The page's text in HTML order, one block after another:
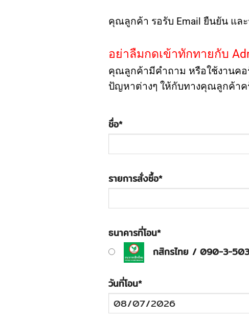
คุณลูกค้า รอรับ Email ยืนยัน แล
อย่าลืมกดเข้าทักทายกับ
คุณลูกค้ามีคำถาม หรือใช้งานคอ
ปัญหาต่างๆ ให้กับทางคุณลูกค้าค
ชื่อ*
รายการสั่งซื้อ*
ธนาคารที่โอน*
กสิกรไทย / 090-3-
วันที่โอน*